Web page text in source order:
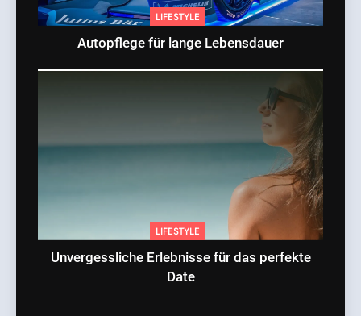
LIFESTYLE
Autopflege für lange Lebensdauer
LIFESTYLE
Unvergessliche Erlebnisse für das perfekte
Date